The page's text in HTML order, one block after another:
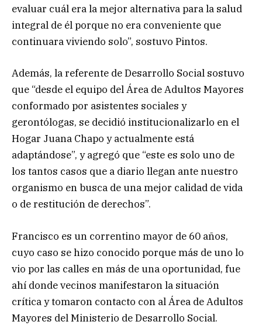
evaluar cuál era la mejor alternativa para la salud
integral de él porque no era conveniente que
continuara viviendo solo”, sostuvo Pintos.
Además, la referente de Desarrollo Social sostuvo
que “desde el equipo del Área de Adultos Mayores
conformado por asistentes sociales y
gerontólogas, se decidió institucionalizarlo en el
Hogar Juana Chapo y actualmente está
adaptándose”, y agregó que “este es solo uno de
los tantos casos que a diario llegan ante nuestro
organismo en busca de una mejor calidad de vida
o de restitución de derechos”.
Francisco es un correntino mayor de 60 años,
cuyo caso se hizo conocido porque más de uno lo
vio por las calles en más de una oportunidad, fue
ahí donde vecinos manifestaron la situación
crítica y tomaron contacto con al Área de Adultos
Mayores del Ministerio de Desarrollo Social.